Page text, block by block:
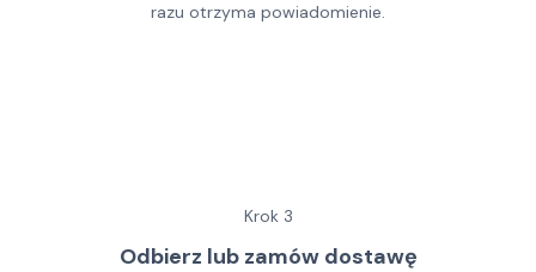
razu otrzyma powiadomienie.
Krok 3
Odbierz lub zamów dostawę